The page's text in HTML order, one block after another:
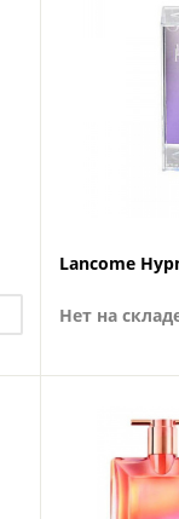
Lancome
Нет на